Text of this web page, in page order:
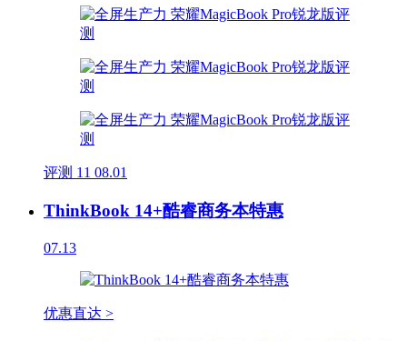
评测 11 08.01
ThinkBook 14+酷睿商务本特惠
07.13
优惠直达 >